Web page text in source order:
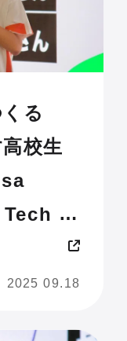
る
校生
!
2025 09.18